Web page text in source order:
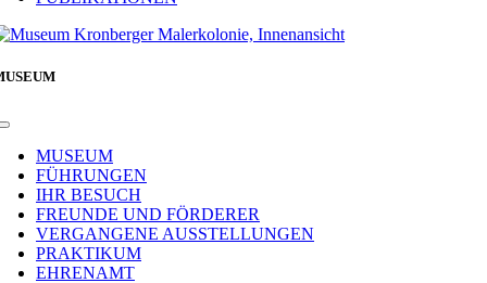
Toggle
NavigationMUSEUM
FÜHRUNGEN
IHR BESUCH
FREUNDE UND FÖRDERER
VERGANGENE AUSSTELLUNGEN
PRAKTIKUM
EHRENAMT